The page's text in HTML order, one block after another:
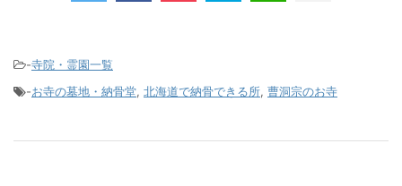
-寺院・霊園一覧
-お寺の墓地・納骨堂, 北海道で納骨できる所, 曹洞宗のお寺